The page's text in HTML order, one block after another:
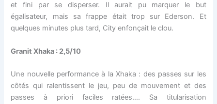
et fini par se disperser. Il aurait pu marquer le but
égalisateur, mais sa frappe était trop sur Ederson. Et
quelques minutes plus tard, City enfonçait le clou.
Granit Xhaka : 2,5/10
Une nouvelle performance à la Xhaka : des passes sur les
côtés qui ralentissent le jeu, peu de mouvement et des
passes à priori faciles ratées…. Sa titularisation